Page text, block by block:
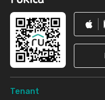
Tenant